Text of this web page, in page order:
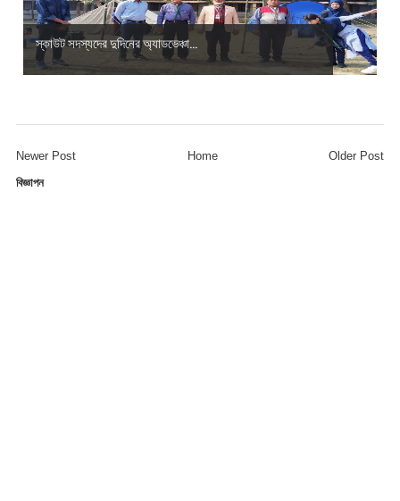
স্কাউট সদস্যদের দুদিনের অ্যাডভেঞ্চা...
Newer Post Older Post
Home
বিজ্ঞাপন